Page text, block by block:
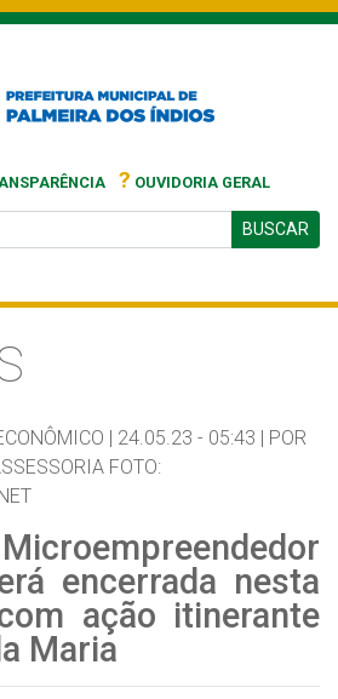
? OUVIDORIA GERAL
BUSCAR
| 24.05.23 - 05:43 | POR
FOTO:
encerrada nesta
ação itinerante
Maria